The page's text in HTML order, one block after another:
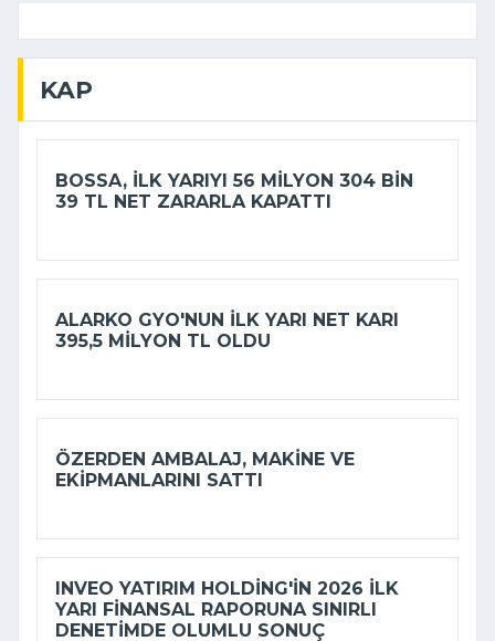
KAP
BOSSA, ILK YARIYI 56 MILYON 304 BIN
39 TL NET ZARARLA KAPATTI
ALARKO GYO'NUN ILK YARI NET KARI
395,5 MILYON TL OLDU
ÖZERDEN AMBALAJ, MAKINE VE
EKIPMANLARINI SATTI
INVEO YATIRIM HOLDING'IN 2026 ILK
YARI FINANSAL RAPORUNA SINIRLI
DENETIMDE OLUMLU SONUÇ